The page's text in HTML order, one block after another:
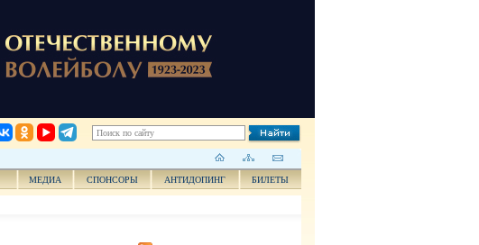
МЕДИА СПОНСОРЫ АНТИДОПИНГ БИЛЕТЫ